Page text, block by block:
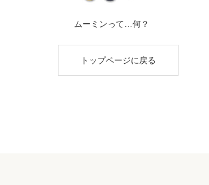
ムーミンって…何？
トップページに戻る